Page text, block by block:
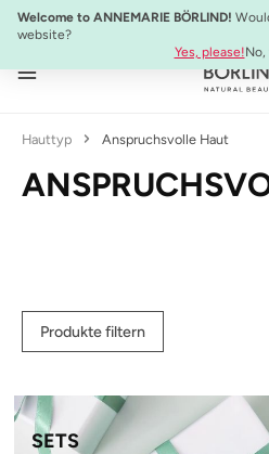
Zum Hauptinhalt springen
Welcome to ANNEMARIE BÖRLIND!
website?
Yes, please!No,
10% Preisvorteil:Anti-
Hauttyp Anspruchsvolle Haut
Produkte filtern
SETS